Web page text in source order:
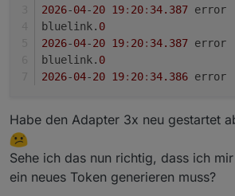
2026-04-20 19: 20: 34.387
bluelink. 0
2026-04-20 19: 20: 34.387
bluelink. 0
2026-04-20 19: 20: 34.386
Habe den Adapter 3x neu gestartet
Sehe ich das nun richtig, dass ich
ein neues Token generieren muss?